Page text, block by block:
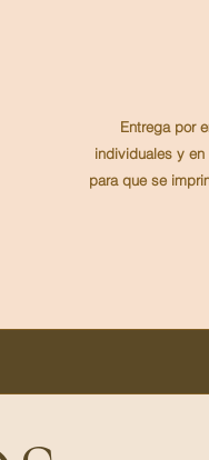
Entrega por
individuales y
para que se